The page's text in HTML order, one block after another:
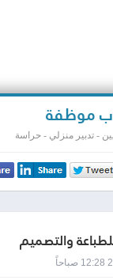
موظفة
- تدبير منزلي - حراسة
والتصميم